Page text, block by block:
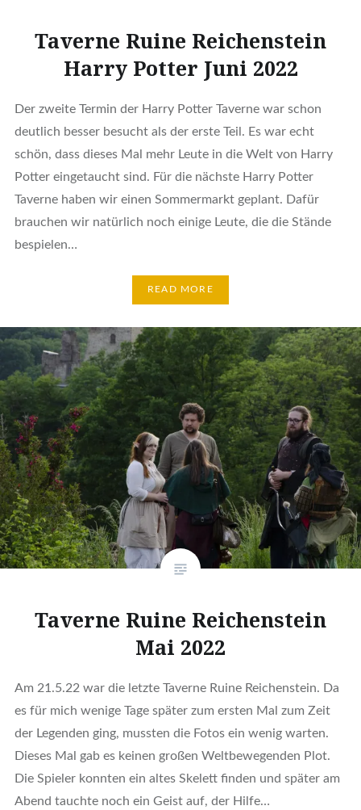
Taverne Ruine Reichenstein
Harry Potter Juni 2022
Der zweite Termin der Harry Potter Taverne war schon
deutlich besser besucht als der erste Teil. Es war echt
schön, dass dieses Mal mehr Leute in die Welt von Harry
Potter eingetaucht sind. Für die nächste Harry Potter
Taverne haben wir einen Sommermarkt geplant. Dafür
brauchen wir natürlich noch einige Leute, die die Stände
bespielen…
READ MORE
Taverne Ruine Reichenstein
Mai 2022
Am 21.5.22 war die letzte Taverne Ruine Reichenstein. Da
es für mich wenige Tage später zum ersten Mal zum Zeit
der Legenden ging, mussten die Fotos ein wenig warten.
Dieses Mal gab es keinen großen Weltbewegenden Plot.
Die Spieler konnten ein altes Skelett finden und später am
Abend tauchte noch ein Geist auf, der Hilfe…